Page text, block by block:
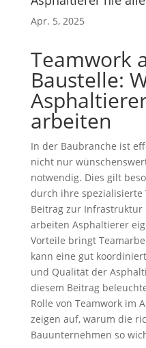
Apr. 5, 2025
Teamwork
Baustelle:
arbeiten
In der Baubranche ist
nicht nur
notwendig. Dies gilt
durch ihre spezialisierte
Beitrag zur Infrastruktur
arbeiten Asphaltierer
Vorteile bringt
kann eine gut
und Qualität der
diesem Beitrag
Rolle von Teamwork im
zeigen auf, warum die
Bauunternehmen so